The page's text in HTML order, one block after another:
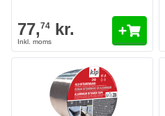
77,74 kr.